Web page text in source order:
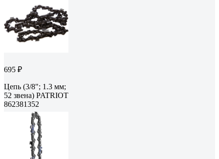
695 ₽
Цепь (3/8"; 1.3 мм;
52 звена) PATRIOT
862381352